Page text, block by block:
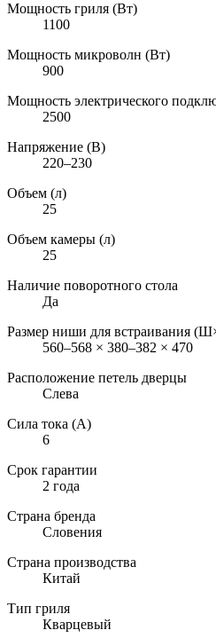
Мощность гриля (Вт)
1100
Мощность микроволн (Вт)
900
Мощность электрического
2500
Напряжение (В)
220–230
Объем (л)
25
Объем камеры (л)
25
Наличие поворотного стола
Да
Размер ниши для встраивания
560–568 × 380–382 × 470
Расположение петель дверцы
Слева
Сила тока (А)
6
Срок гарантии
2 года
Страна бренда
Словения
Страна производства
Китай
Тип гриля
Кварцевый